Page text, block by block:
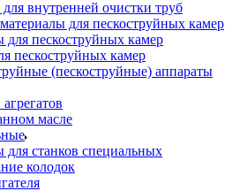
для внутренней очистки труб
для пескоструйных камер
для пескоструйных камер
пескоструйных камер
(пескоструйные) аппараты
масле
для станков специальных
колодок